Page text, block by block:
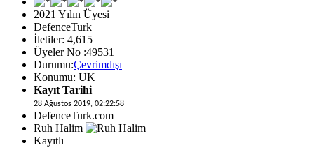
2021 Yılın Üyesi
DefenceTurk
İletiler: 4,615
Üyeler No :49531
Durumu:Çevrimdışı
Konumu: UK
Kayıt Tarihi
28 Ağustos 2019, 02:22:58
DefenceTurk.com
Ruh Halim
Kayıtlı